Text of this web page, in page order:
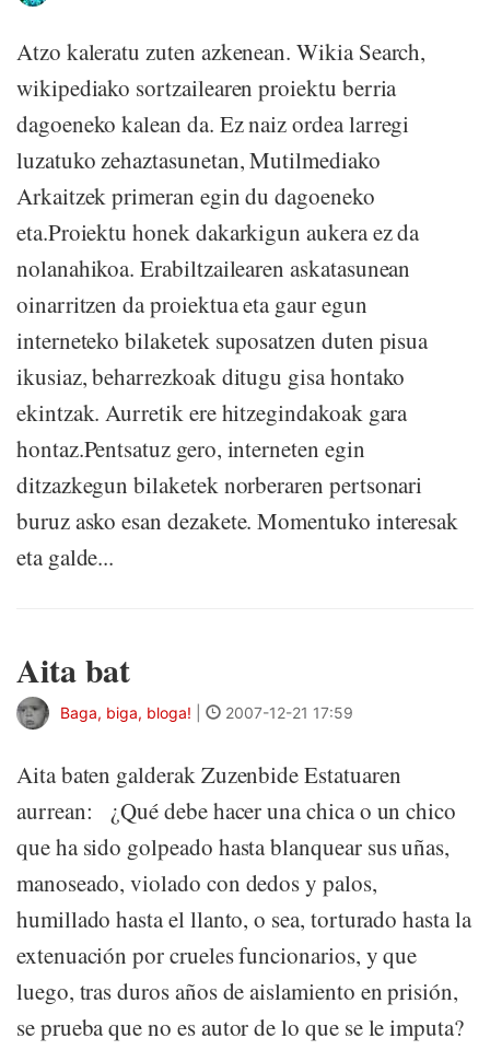
Atzo kaleratu zuten azkenean. Wikia Search,
wikipediako sortzailearen proiektu berria
dagoeneko kalean da. Ez naiz ordea larregi
luzatuko zehaztasunetan, Mutilmediako
Arkaitzek primeran egin du dagoeneko
eta.Proiektu honek dakarkigun aukera ez da
nolanahikoa. Erabiltzailearen askatasunean
oinarritzen da proiektua eta gaur egun
interneteko bilaketek suposatzen duten pisua
ikusiaz, beharrezkoak ditugu gisa hontako
ekintzak. Aurretik ere hitzegindakoak gara
hontaz.Pentsatuz gero, interneten egin
ditzazkegun bilaketek norberaren pertsonari
buruz asko esan dezakete. Momentuko interesak
eta galde...
Aita bat
Baga, biga, bloga! 2007-12-21 17:59
Aita baten galderak Zuzenbide Estatuaren
aurrean: ¿Qué debe hacer una chica o un chico
que ha sido golpeado hasta blanquear sus uñas,
manoseado, violado con dedos y palos,
humillado hasta el llanto, o sea, torturado hasta la
extenuación por crueles funcionarios, y que
luego, tras duros años de aislamiento en prisión,
se prueba que no es autor de lo que se le imputa?